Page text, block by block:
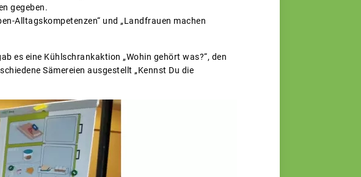
gegeben.
Alltagskompetenzen“ und „Landfrauen machen
es eine Kühlschrankaktion „Wohin gehört was?“, den
Sämereien ausgestellt „Kennst Du die